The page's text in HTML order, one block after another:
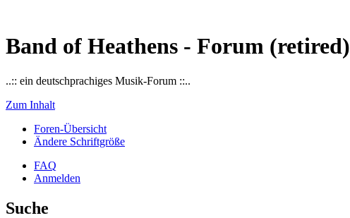
Band of Heathens - Forum (retired)
..:: ein deutschprachiges Musik-Forum ::..
Zum Inhalt
Foren-Übersicht
Ändere Schriftgröße
FAQ
Anmelden
Suche